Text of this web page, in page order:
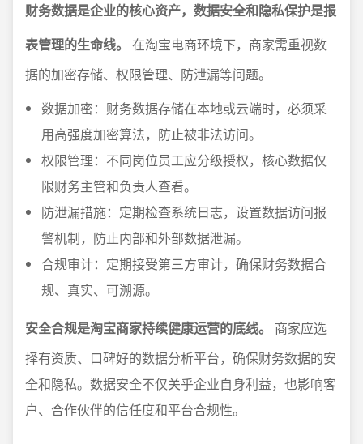
财务数据是企业的核心资产，数据安全和隐私保护是报
表管理的生命线。
在淘宝电商环境下，商家需重视数
据的加密存储、权限管理、防泄漏等问题。
数据加密：财务数据存储在本地或云端时，必须采
用高强度加密算法，防止被非法访问。
权限管理：不同岗位员工应分级授权，核心数据仅
限财务主管和负责人查看。
防泄漏措施：定期检查系统日志，设置数据访问报
警机制，防止内部和外部数据泄漏。
合规审计：定期接受第三方审计，确保财务数据合
规、真实、可溯源。
安全合规是淘宝商家持续健康运营的底线。
商家应选
择有资质、口碑好的数据分析平台，确保财务数据的安
全和隐私。数据安全不仅关乎企业自身利益，也影响客
户、合作伙伴的信任度和平台合规性。